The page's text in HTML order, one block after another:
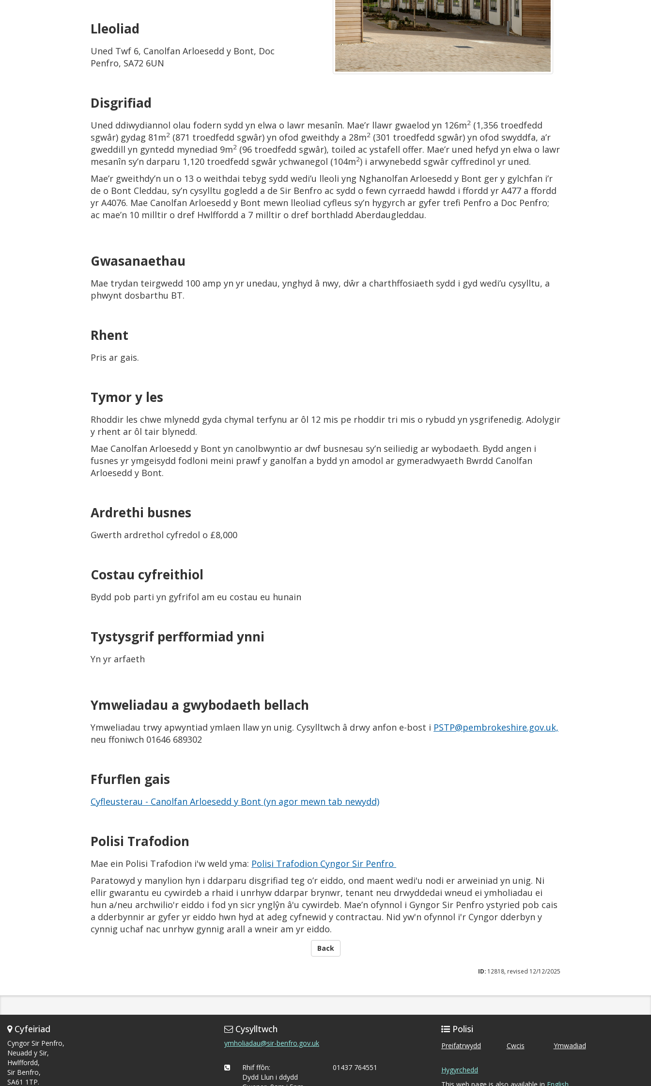
Lleoliad
Uned Twf 6, Canolfan Arloesedd y Bont, Doc
Penfro, SA72 6UN
Disgrifiad
Uned ddiwydiannol olau fodern sydd yn elwa o lawr mesanîn. Mae’r llawr gwaelod yn 126m2 (1,356 troedfedd
sgwâr) gydag 81m2 (871 troedfedd sgwâr) yn ofod gweithdy a 28m2 (301 troedfedd sgwâr) yn ofod swyddfa, a’r
gweddill yn gyntedd mynediad 9m2 (96 troedfedd sgwâr), toiled ac ystafell offer. Mae’r uned hefyd yn elwa o lawr
mesanîn sy’n darparu 1,120 troedfedd sgwâr ychwanegol (104m2) i arwynebedd sgwâr cyffredinol yr uned.
Mae’r gweithdy’n un o 13 o weithdai tebyg sydd wedi’u lleoli yng Nghanolfan Arloesedd y Bont ger y gylchfan i’r
de o Bont Cleddau, sy’n cysylltu gogledd a de Sir Benfro ac sydd o fewn cyrraedd hawdd i ffordd yr A477 a ffordd
yr A4076. Mae Canolfan Arloesedd y Bont mewn lleoliad cyfleus sy’n hygyrch ar gyfer trefi Penfro a Doc Penfro;
ac mae’n 10 milltir o dref Hwlffordd a 7 milltir o dref borthladd Aberdaugleddau.
Gwasanaethau
Mae trydan teirgwedd 100 amp yn yr unedau, ynghyd â nwy, dŵr a charthffosiaeth sydd i gyd wedi’u cysylltu, a
phwynt dosbarthu BT.
Rhent
Pris ar gais.
Tymor y les
Rhoddir les chwe mlynedd gyda chymal terfynu ar ôl 12 mis pe rhoddir tri mis o rybudd yn ysgrifenedig. Adolygir
y rhent ar ôl tair blynedd.
Mae Canolfan Arloesedd y Bont yn canolbwyntio ar dwf busnesau sy’n seiliedig ar wybodaeth. Bydd angen i
fusnes yr ymgeisydd fodloni meini prawf y ganolfan a bydd yn amodol ar gymeradwyaeth Bwrdd Canolfan
Arloesedd y Bont.
Ardrethi busnes
Gwerth ardrethol cyfredol o £8,000
Costau cyfreithiol
Bydd pob parti yn gyfrifol am eu costau eu hunain
Tystysgrif perfformiad ynni
Yn yr arfaeth
Ymweliadau a gwybodaeth bellach
Ymweliadau trwy apwyntiad ymlaen llaw yn unig. Cysylltwch â drwy anfon e-bost i PSTP@pembrokeshire.gov.uk,
neu ffoniwch 01646 689302
Ffurflen gais
Cyfleusterau - Canolfan Arloesedd y Bont (yn agor mewn tab newydd)
Polisi Trafodion
Mae ein Polisi Trafodion i'w weld yma: Polisi Trafodion Cyngor Sir Penfro
Paratowyd y manylion hyn i ddarparu disgrifiad teg o’r eiddo, ond maent wedi'u nodi er arweiniad yn unig. Ni
ellir gwarantu eu cywirdeb a rhaid i unrhyw ddarpar brynwr, tenant neu drwyddedai wneud ei ymholiadau ei
hun a/neu archwilio'r eiddo i fod yn sicr ynglŷn â'u cywirdeb. Mae’n ofynnol i Gyngor Sir Penfro ystyried pob cais
a dderbynnir ar gyfer yr eiddo hwn hyd at adeg cyfnewid y contractau. Nid yw'n ofynnol i'r Cyngor dderbyn y
cynnig uchaf nac unrhyw gynnig arall a wneir am yr eiddo.
Back
ID: 12818, revised 12/12/2025
Cyfeiriad
Cyngor Sir Penfro,
Neuadd y Sir,
Hwlffordd,
Sir Benfro,
SA61 1TP.
Cysylltwch
ymholiadau@sir-benfro.gov.uk
Rhif ffôn:
Dydd Llun i ddydd
01437 764551
Polisi
Preifatrwydd Cwcis Ymwadiad
Hygyrchedd